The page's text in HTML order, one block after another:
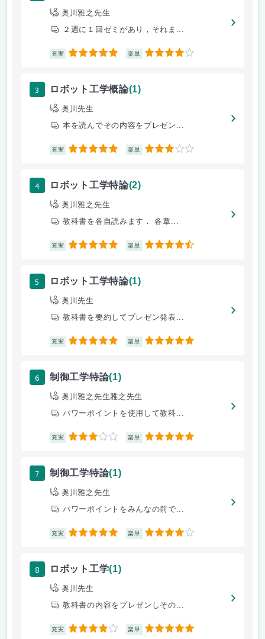
奥川雅之先生
２週に１回ゼミがあり，それま...
充実 5 楽単 4
3 ロボット工学概論(1)
奥川先生
本を読んでその内容をプレゼン...
充実 5 楽単 3
4 ロボット工学特論(2)
奥川雅之先生
教科書を各自読みます． 各章...
充実 5 楽単 4.5
5 ロボット工学特論(1)
奥川先生
教科書を要約してプレゼン発表...
充実 5 楽単 5
6 制御工学特論(1)
奥川雅之先生雅之先生
パワーポイントを使用して教科...
充実 3 楽単 5
7 制御工学特論(1)
奥川雅之先生
パワーポイントをみんなの前で...
充実 5 楽単 4
8 ロボット工学(1)
奥川先生
教科書の内容をプレゼンしその...
充実 4 楽単 5